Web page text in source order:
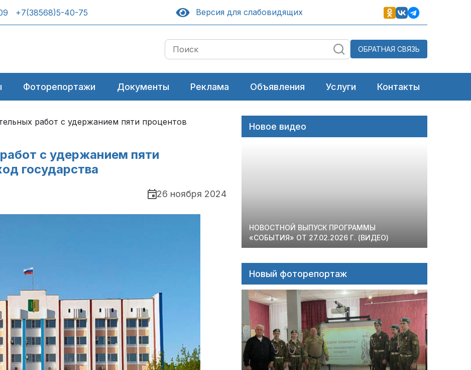
+7(38568)5-40-75 Версия для слабовидящих
ОБРАТНАЯ СВЯЗЬ
Фоторепортажи Документы Реклама Объявления Услуги Контакты
работ с удержанием пяти процентов
с удержанием пяти
государства
26 ноября 2024
Новое видео
НОВОСТНОЙ ВЫПУСК ПРОГРАММЫ
«СОБЫТИЯ» ОТ 27.02.2026 Г. (ВИДЕО)
Новый фоторепортаж